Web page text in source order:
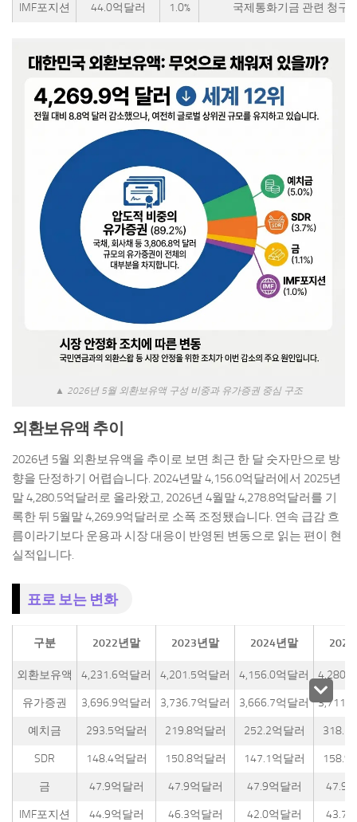
IMF포지션 44.0억달러 1.0% 국제통화기금 관련 청구
▲ 2026년 5월 외환보유액 구성 비중과 유가증권 중심 구조
외환보유액 추이
2026년 5월 외환보유액을 추이로 보면 최근 한 달 숫자만으로 방
향을 단정하기 어렵습니다. 2024년말 4,156.0억달러에서 2025년
말 4,280.5억달러로 올라왔고, 2026년 4월말 4,278.8억달러를 기
록한 뒤 5월말 4,269.9억달러로 소폭 조정됐습니다. 연속 급감 흐
름이라기보다 운용과 시장 대응이 반영된 변동으로 읽는 편이 현
실적입니다.
표로 보는 변화
구분 2022년말 2023년말 2024년말
외환보유액 4,231.6억달러 4,201.5억달러 4,156.0억달러
유가증권 3,696.9억달러 3,736.7억달러 3,666.7억달러
예치금 293.5억달러 219.8억달러 252.2억달러 318.7
SDR 148.4억달러 150.8억달러 147.1억달러 158.9
금 47.9억달러 47.9억달러 47.9억달러 47.9
IMF포지션 44.9억달러 46.3억달러 42.0억달러 43.7